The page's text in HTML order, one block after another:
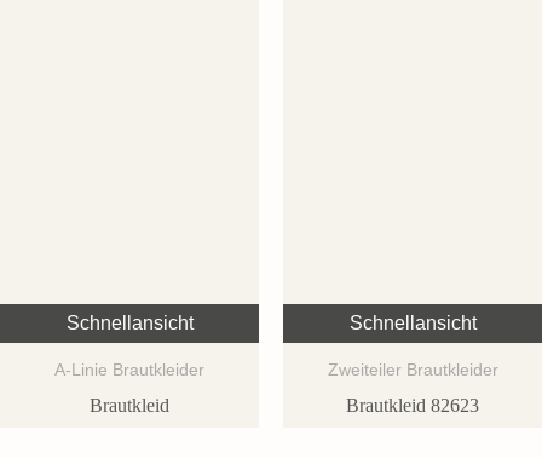
Schnellansicht
A-Linie Brautkleider
Brautkleid
Schnellansicht
Zweiteiler Brautkleider
Brautkleid 82623